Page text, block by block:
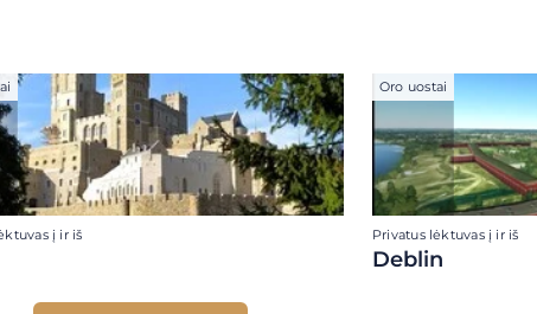
į ir iš
Oro uostai
Privatus lėktuvas į ir iš
Deblin